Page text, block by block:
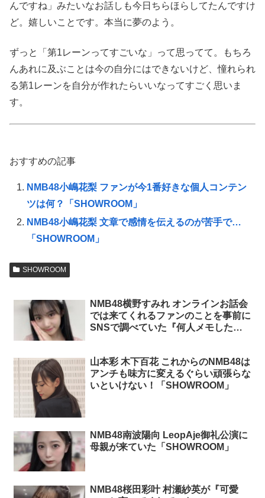
んですね」みたいなお話しも今日ちらほらしてたんですけ
ど。嬉しいことです。本当に夢のよう。
ずっと「第1レーンってすごいな」って思ってて。もちろ
んあれに及ぶことは今の自分にはできないけど、憧れられ
る第1レーンを自分が作れたらいいなってすごく思いま
す。
おすすめの記事
NMB48小嶋花梨 ファンが今1番好きな個人コンテン
ツは何？「SHOWROOM」
NMB48小嶋花梨 文章で感情を伝えるのが苦手で…
「SHOWROOM」
SHOWROOM
NMB48横野すみれ オンラインお話会
では来てくれるファンのことを事前に
SNSで調べていた『何人メモしたか
「SHOWROOM」
山本彩 木下百花 これからのNMB48は
アンチも味方に変えるぐらい頑張らな
いといけない！「SHOWROOM」
NMB48南波陽向 LeopAje御礼公演に
母親が来ていた「SHOWROOM」
NMB48桜田彩叶 村瀬紗英が『可愛